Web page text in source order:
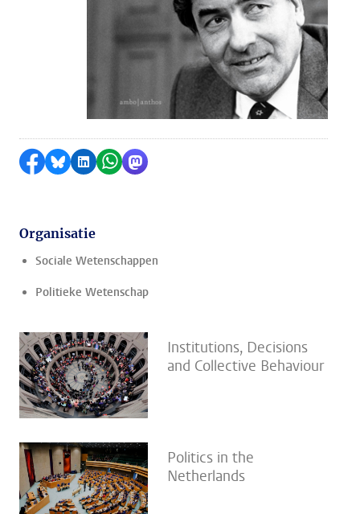
Delen op Facebook
Delen via Bluesky
Delen op LinkedIn
Delen via WhatsApp
Delen via Mastodon
Organisatie
Sociale Wetenschappen
Politieke Wetenschap
Institutions, Decisions
and Collective Behaviour
Politics in the
Netherlands